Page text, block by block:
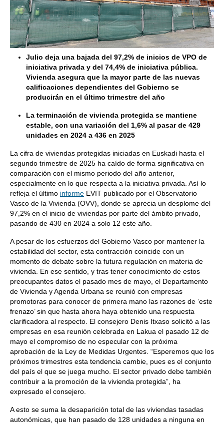
Julio deja una bajada del 97,2% de inicios de VPO de
iniciativa privada y del 74,4% de iniciativa pública.
Vivienda asegura que la mayor parte de las nuevas
calificaciones dependientes del Gobierno se
producirán en el último trimestre del año
La terminación de vivienda protegida se mantiene
estable, con una variación del 1,6% al pasar de 429
unidades en 2024 a 436 en 2025
La cifra de viviendas protegidas iniciadas en Euskadi hasta el
segundo trimestre de 2025 ha caído de forma significativa en
comparación con el mismo periodo del año anterior,
especialmente en lo que respecta a la iniciativa privada. Así lo
refleja el último informe EVIT publicado por el Observatorio
Vasco de la Vivienda (OVV), donde se aprecia un desplome del
97,2% en el inicio de viviendas por parte del ámbito privado,
pasando de 430 en 2024 a solo 12 este año.
A pesar de los esfuerzos del Gobierno Vasco por mantener la
estabilidad del sector, esta contracción coincide con un
momento de debate sobre la futura regulación en materia de
vivienda. En ese sentido, y tras tener conocimiento de estos
preocupantes datos el pasado mes de mayo, el Departamento
de Vivienda y Agenda Urbana se reunió con empresas
promotoras para conocer de primera mano las razones de ‘este
frenazo’ sin que hasta ahora haya obtenido una respuesta
clarificadora al respecto. El consejero Denis Itxaso solicitó a las
empresas en esa reunión celebrada en Lakua el pasado 12 de
mayo el compromiso de no especular con la próxima
aprobación de la Ley de Medidas Urgentes. “Esperemos que los
próximos trimestres esta tendencia cambie, pues es el conjunto
del país el que se juega mucho. El sector privado debe también
contribuir a la promoción de la vivienda protegida”, ha
expresado el consejero.
A esto se suma la desaparición total de las viviendas tasadas
autonómicas, que han pasado de 128 unidades a ninguna en